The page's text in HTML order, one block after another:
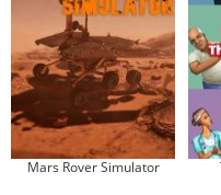
Mars Rover Simulator